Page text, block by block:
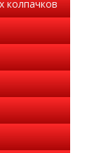
колпачков